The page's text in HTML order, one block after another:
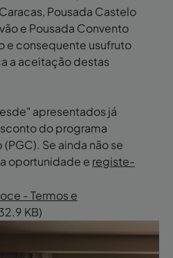
Pousada Castelo
e Pousada Convento
e consequente usufruto
a aceitação destas
apresentados já
do programa
Se ainda não se
oportunidade e registe-
- Termos e
KB)